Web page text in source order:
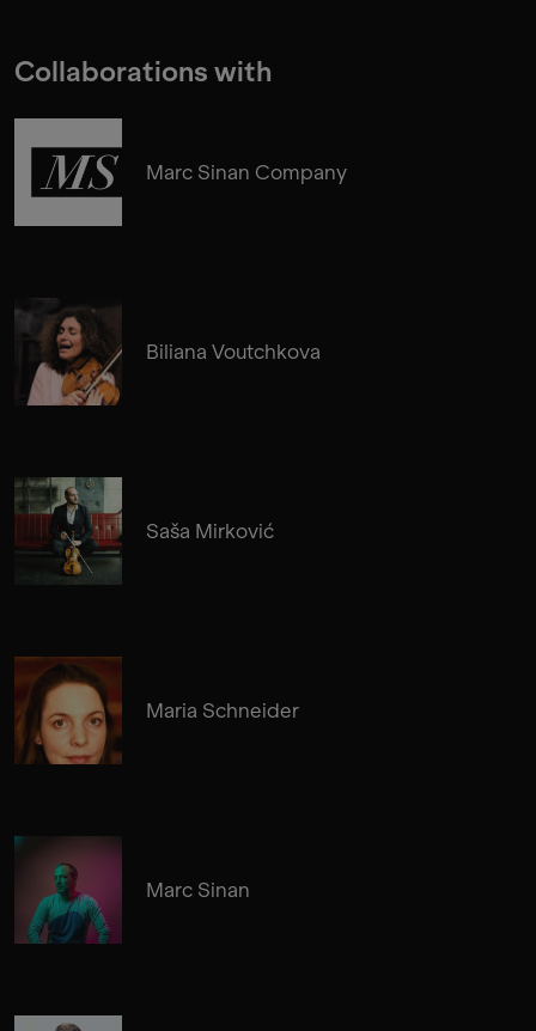
Collaborations with
Marc Sinan Company
Biliana Voutchkova
Saša Mirković
Maria Schneider
Marc Sinan